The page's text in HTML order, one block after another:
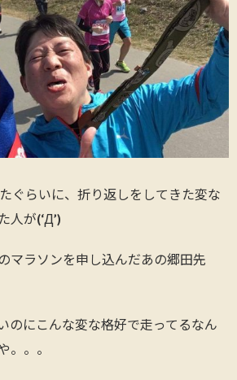
ぐらいに、折り返しをしてきた変な
人が(‘Д’)
マラソンを申し込んだあの郷田先
のにこんな変な格好で走ってるなん
。。。